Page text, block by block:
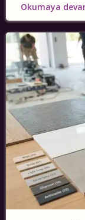
Okumaya